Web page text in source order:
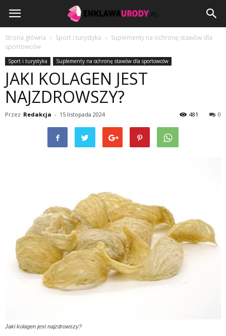
EnklawaUrody.pl
Strona główna Sport i turystyka
Suplementy na ochronę stawów dla
sportowców
Sport i turystyka Suplementy na ochronę stawów dla sportowców
JAKI KOLAGEN JEST
NAJZDROWSZY?
Przez Redakcja - 15 listopada 2024 0
481
Jaki kolagen jest najzdrowszy?